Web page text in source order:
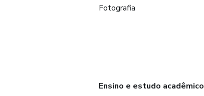
Fotografia
Ensino e estudo acadêmico